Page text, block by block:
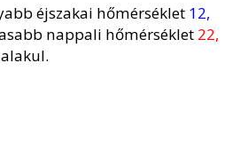
éjszakai hőmérséklet 12,
nappali hőmérséklet 22,